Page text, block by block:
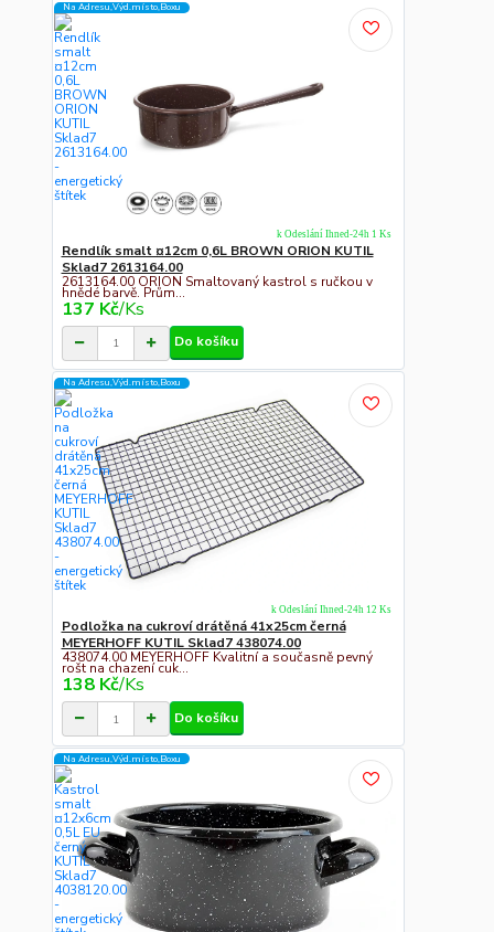
Na Adresu,Výd.místo,Boxu
Rendlík smalt ¤12cm 0,6L BROWN ORION KUTIL
Sklad7 2613164.00
2613164.00 ORION Smaltovaný kastrol s ručkou v
hnědé barvě. Prům...
137 Kč/Ks
k Odeslání Ihned-24h 1 Ks
Do košíku
Na Adresu,Výd.místo,Boxu
Podložka na cukroví drátěná 41x25cm černá
MEYERHOFF KUTIL Sklad7 438074.00
438074.00 MEYERHOFF Kvalitní a současně pevný
rošt na chazení cuk...
138 Kč/Ks
k Odeslání Ihned-24h 12 Ks
Do košíku
Na Adresu,Výd.místo,Boxu